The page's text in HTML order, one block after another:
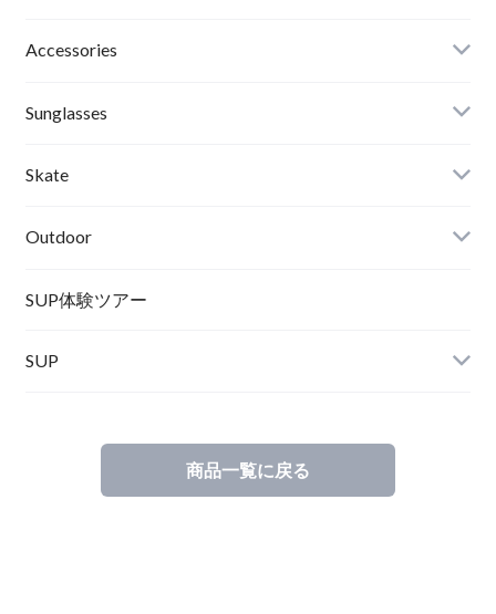
Roial
RVCA
ACER
Turn Me On
KAYA
Wetsuits,Rush Guard
Winter Goods
Binding
Boots
Bc Gear
Goggle
Helmet
SOX
Sandals
Shoes
Winter Shoes
Accessories
Other
Sunglasses
Skate
Outdoor
Norrona
SUP体験ツアー
SUP
商品一覧に戻る